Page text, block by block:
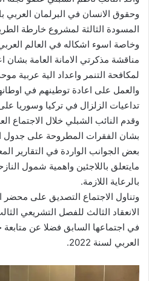
وحقوق الانسان في البرلمان العربي
المسودة الثالثة لمشروع خارطة
مناقشة مذكرتي الامانة العامة بشان
لمكافحة التنمر واعداد الية عربية
والعمل على اعادة توطينهم في
تداعيات الزلزال في تركيا وسوريا
وقدم النائب الشبلي خلال الاجتماع
بشان الفقرات المطروحة على جدول
بعض الجوانب الواردة في التقارير
مايتعلق باللاجئين واهمية شمول
بالرعاية اللازمة.
وتناول الاجتماع التصديق على محضر
الانعقاد الثالث للفصل التشريعي
في اجتماعها السابق فضلا عن متابعة
العربي لسنة 2022.